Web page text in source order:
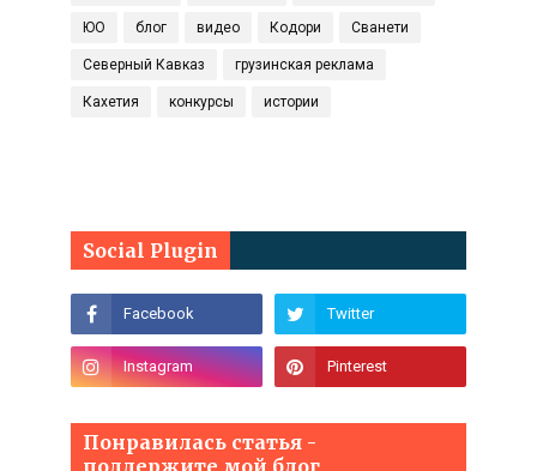
ЮО блог видео Кодори Сванети
Северный Кавказ грузинская реклама
Кахетия конкурсы истории
Social Plugin
Понравилась статья -
поддержите мой блог